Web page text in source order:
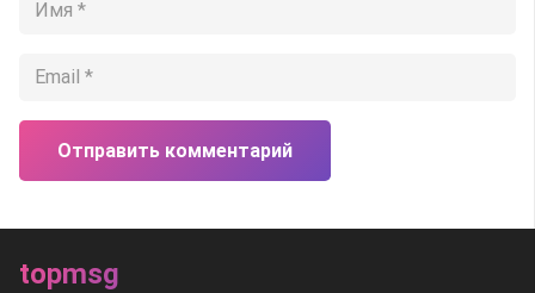
Отправить комментарий
topmsg